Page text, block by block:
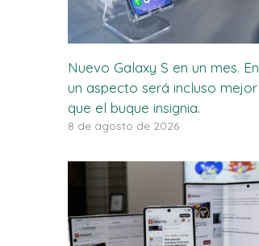
Nuevo Galaxy S en un mes. En
un aspecto será incluso mejor
que el buque insignia.
8 de agosto de 2026